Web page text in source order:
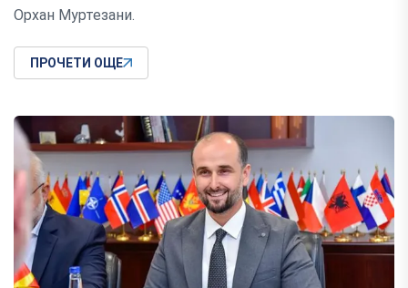
Орхан Муртезани.
ПРОЧЕТИ ОЩЕ